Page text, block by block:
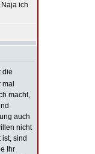
ich
die
macht,
auch
nicht
sind
Ihr